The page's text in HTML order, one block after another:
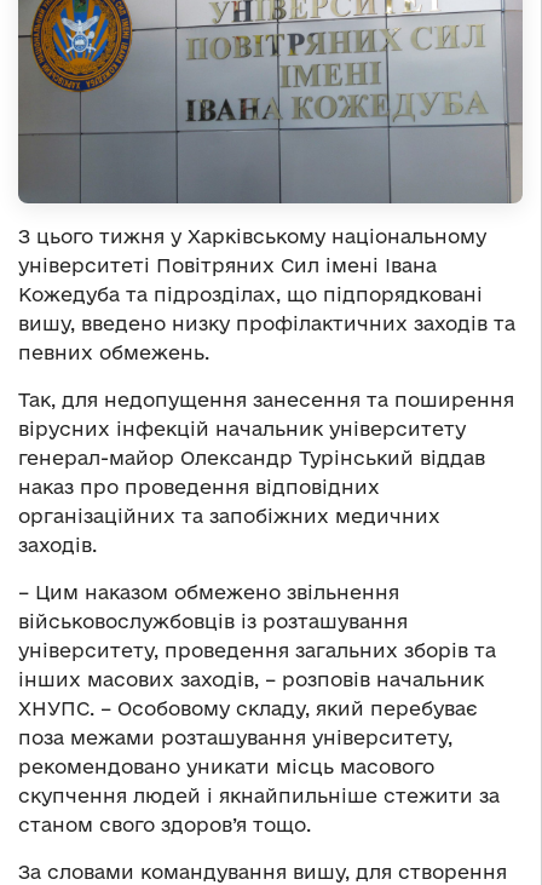
З цього тижня у Харківському національному
університеті Повітряних Сил імені Івана
Кожедуба та підрозділах, що підпорядковані
вишу, введено низку профілактичних заходів та
певних обмежень.
Так, для недопущення занесення та поширення
вірусних інфекцій начальник університету
генерал-майор Олександр Турінський віддав
наказ про проведення відповідних
організаційних та запобіжних медичних
заходів.
– Цим наказом обмежено звільнення
військовослужбовців із розташування
університету, проведення загальних зборів та
інших масових заходів, – розповів начальник
ХНУПС. – Особовому складу, який перебуває
поза межами розташування університету,
рекомендовано уникати місць масового
скупчення людей і якнайпильніше стежити за
станом свого здоров’я тощо.
За словами командування вишу, для створення